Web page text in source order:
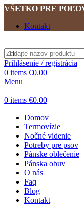
VŠETKO PRE
Kontakt
Prihlásenie / registrácia
0 items €0.00
Menu
0 items €0.00
Domov
Termovízie
Nočné videnie
Potreby pre psov
Pánske oblečenie
Pánska obuv
O nás
Faq
Blog
Kontakt